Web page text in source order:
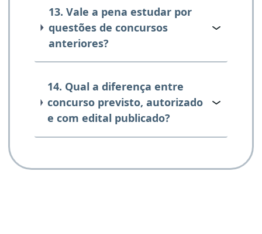
13. Vale a pena estudar por
questões de concursos
anteriores?
14. Qual a diferença entre
concurso previsto, autorizado
e com edital publicado?